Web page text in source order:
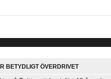
BETYDLIGT ÖVERDRIVET